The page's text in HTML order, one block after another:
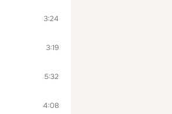
3:24
3:19
5:32
4:08